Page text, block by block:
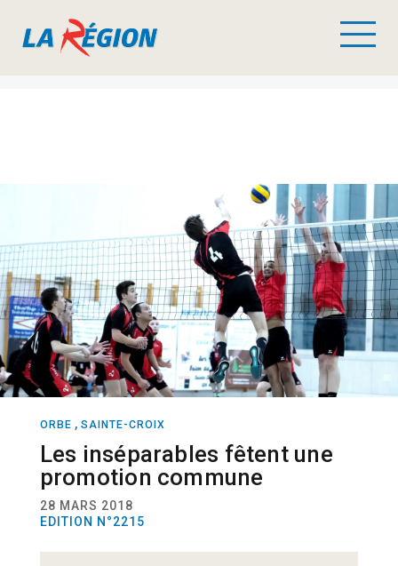
ORBE , SAINTE-CROIX
Les inséparables fêtent une
promotion commune
28 MARS 2018
EDITION N°2215